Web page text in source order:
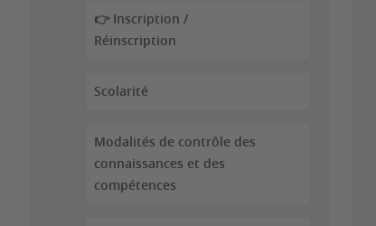
👉 Inscription /
Réinscription
Scolarité
Modalités de contrôle des
connaissances et des
compétences